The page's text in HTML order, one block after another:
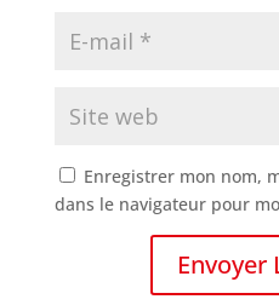
Enregistrer mon nom,
dans le navigateur pour